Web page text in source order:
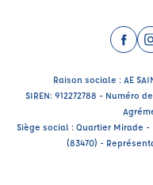
Raison sociale : AE
SIREN: 912272788 - Numéro
Siège social : Quartier Mirade -
(83470) -